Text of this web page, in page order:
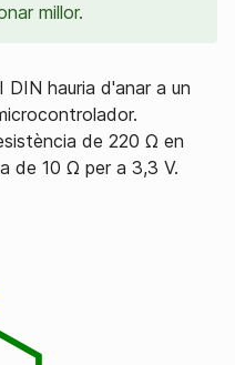
millor.
hauria d'anar a un
de 220 Ω en
de 10 Ω per a 3,3 V.